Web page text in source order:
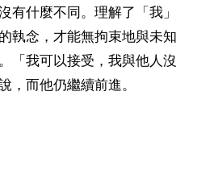
有什麼不同。理解了「我」
執念，才能無拘束地與未知
「我可以接受，我與他人沒
，而他仍繼續前進。